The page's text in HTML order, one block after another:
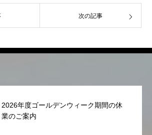
次の記事
2026年度ゴールデンウィーク期間の休
業のご案内